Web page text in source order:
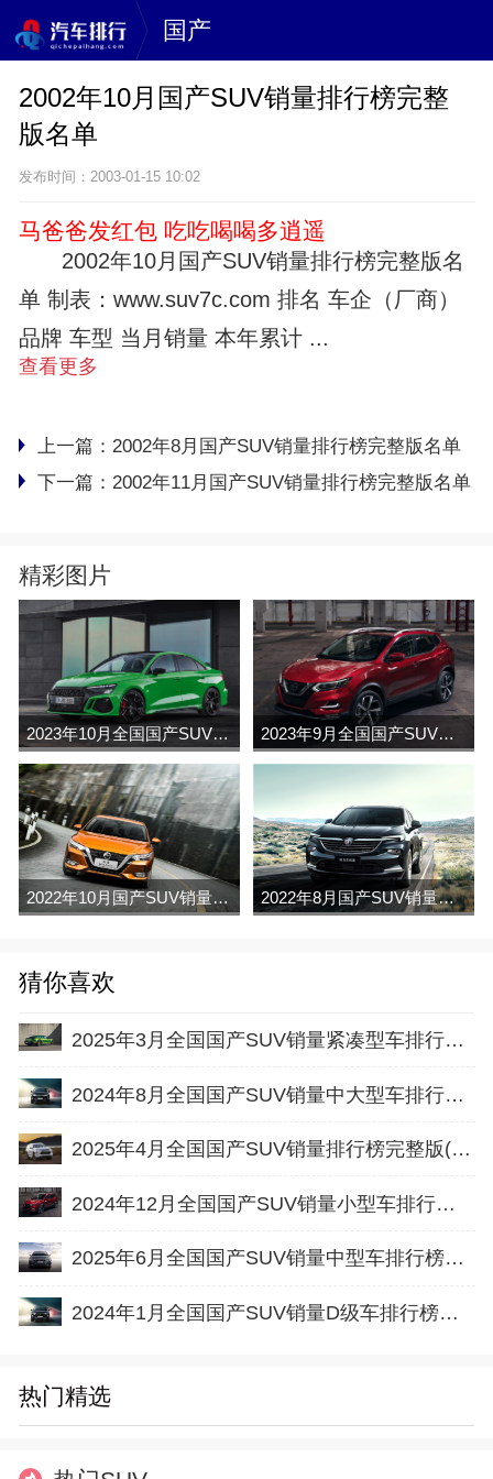
国产
2002年10月国产SUV销量排行榜完整
版名单
发布时间：2003-01-15 10:02
马爸爸发红包 吃吃喝喝多逍遥
2002年10月国产SUV销量排行榜完整版名
单 制表：www.suv7c.com 排名 车企（厂商）
品牌 车型 当月销量 本年累计 ...
查看更多
上一篇： 2002年8月国产SUV销量排行榜完整版名单
下一篇： 2002年11月国产SUV销量排行榜完整版名单
精彩图片
2023年10月全国国产SUV销量排行榜完整版(零售量 2023年9月全国国产SUV销量排行榜完整版(零售量
2022年10月国产SUV销量排行榜（零售 2022年8月国产SUV销量排行榜完整版名单
猜你喜欢
2025年3月全国国产SUV销量紧凑型车排行榜完整版(出口量
2024年8月全国国产SUV销量中大型车排行榜完整版(批发量
2025年4月全国国产SUV销量排行榜完整版(出口量
2024年12月全国国产SUV销量小型车排行榜完整版(零售量
2025年6月全国国产SUV销量中型车排行榜完整版(出口量
2024年1月全国国产SUV销量D级车排行榜完整版(出口量
热门精选